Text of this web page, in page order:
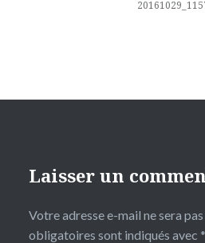
Laisser un
Votre adresse e-mail ne sera
obligatoires sont indiqués avec *